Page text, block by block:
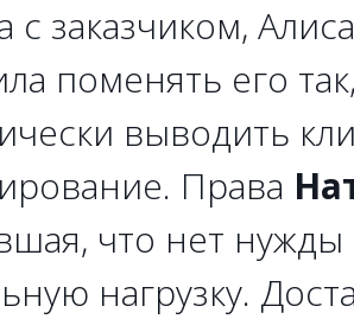
с заказчиком,
поменять его
выводить
Права
что нет
нагрузку.